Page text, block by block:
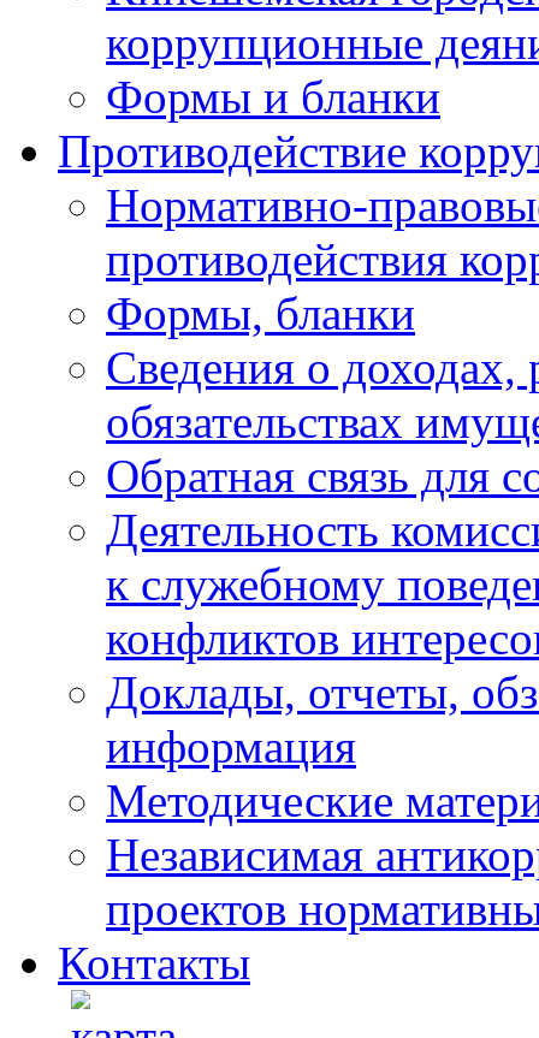
коррупционные
Формы и бланки
Противодействие
Нормативно-
противодействия
Формы, бланки
Сведения о доходах,
обязательствах
Обратная связь для
Деятельность
к служебному
конфликтов
Доклады, отчеты,
информация
Методические
Независимая
проектов
Контакты